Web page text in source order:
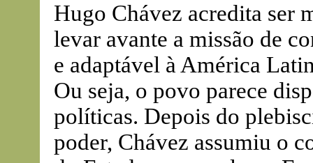
Hugo Chávez acredita ser
levar avante a missão de
e adaptável à América
Ou seja, o povo parece
políticas. Depois do
poder, Chávez assumiu o